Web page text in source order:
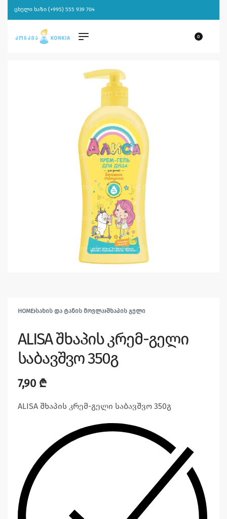
ცხელი ხაზი (+995) 555 939 704
0
HOME›ᲡᲐᲮᲘᲡ ᲓᲐ ᲢᲐᲜᲘᲡ ᲛᲝᲕᲚᲐ›ᲨᲮᲐᲞᲘᲡ ᲒᲔᲚᲘ
ALISA შხაპის კრემ-გელი
საბავშვო 350გ
7,90 ₾
ALISA შხაპის კრემ-გელი საბავშვო 350გ